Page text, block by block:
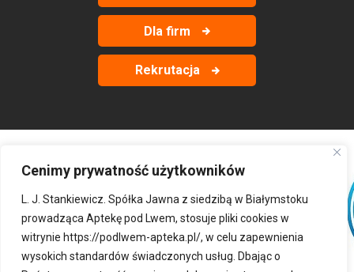
Cenimy prywatność użytkowników
L. J. Stankiewicz. Spółka Jawna z siedzibą w Białymstoku
prowadząca Aptekę pod Lwem, stosuje pliki cookies w
witrynie https://podlwem-apteka.pl/, w celu zapewnienia
wysokich standardów świadczonych usług. Dbając o
Dla firm
Rekrutacja
‹